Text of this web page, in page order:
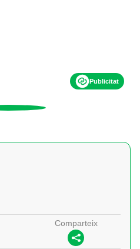
Publicitat
Comparteix